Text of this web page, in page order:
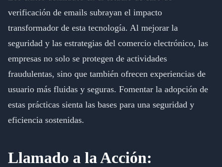
verificación de emails subrayan el impacto
transformador de esta tecnología. Al mejorar la
seguridad y las estrategias del comercio electrónico, las
empresas no solo se protegen de actividades
fraudulentas, sino que también ofrecen experiencias de
usuario más fluidas y seguras. Fomentar la adopción de
estas prácticas sienta las bases para una seguridad y
eficiencia sostenidas.
Llamado a la Acción: